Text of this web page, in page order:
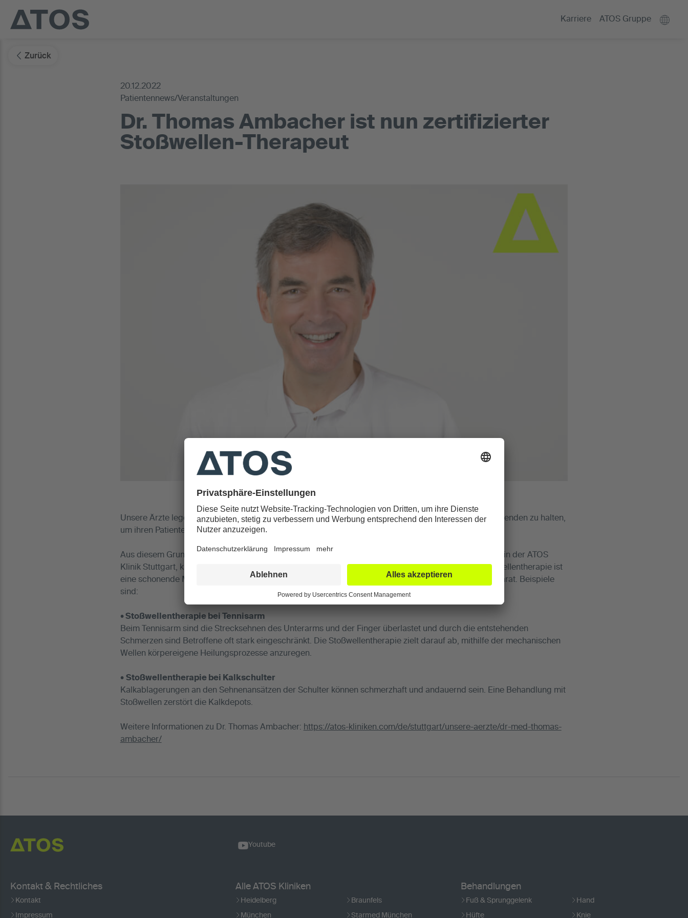
Karriere ATOS Gruppe
Zurück
20.12.2022
Patientennews/Veranstaltungen
Dr. Thomas Ambacher ist nun zertifizierter
Stoßwellen-Therapeut
Unsere Ärzte legen großen Wert darauf, sich über die neuesten klinischen Entwicklungen auf dem Laufenden zu halten,
um ihren Patienten eine bestmögliche Behandlung bieten zu können.
Aus diesem Grund wurde Dr. Thomas Ambacher, Spezialist für Schulter- und Ellenbogenerkrankungen in der ATOS
Klinik Stuttgart, kürzlich als Stoßwellen-Therapeut (Guided DolorClast® Therapy) zertifiziert. Die Stoßwellentherapie ist
eine schonende Methode zur Behandlung von akuten und chronischen Schmerzen im Bewegungsapparat. Beispiele
sind:
•Stoßwellentherapie bei Tennisarm
Beim Tennisarm sind die Strecksehnen des Unterarms und der Finger überlastet und durch die entstehenden
Schmerzen sind Betroffene oft stark eingeschränkt. Die Stoßwellentherapie zielt darauf ab, mithilfe der mechanischen
Wellen körpereigene Heilungsprozesse anzuregen.
• Stoßwellentherapie bei Kalkschulter
Kalkablagerungen an den Sehnenansätzen der Schulter können schmerzhaft und andauernd sein. Eine Behandlung mit
Stoßwellen zerstört die Kalkdepots.
Weitere Informationen zu Dr. Thomas Ambacher: https://atos-kliniken.com/de/stuttgart/unsere-aerzte/dr-med-thomas-
ambacher/
Youtube
Kontakt & Rechtliches
Kontakt
Impressum
Alle ATOS Kliniken
Heidelberg Braunfels
München Starmed München
Behandlungen
Fuß & Sprunggelenk Hand
Hüfte Knie